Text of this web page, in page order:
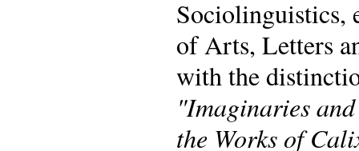
Sociolinguistics,
of Arts, Letters
with the
"Imaginaries
the Works of